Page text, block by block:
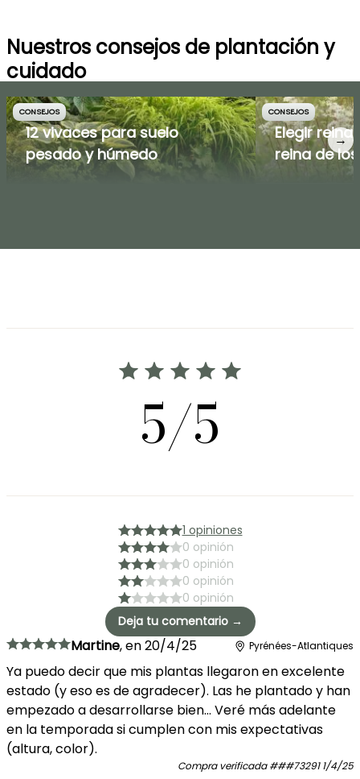
Nuestros consejos de plantación y
cuidado
CONSEJOS
12 vivaces para suelo
pesado y húmedo
CONSEJOS
Elegir
reina de
→
5/5
1 opiniones
0 opinión
0 opinión
0 opinión
0 opinión
Deja tu comentario →
Martine,en20/4/25 Pyrénées-Atlantiques
Ya puedo decir que mis plantas llegaron en excelente
estado (y eso es de agradecer). Las he plantado y han
empezado a desarrollarse bien... Veré más adelante
en la temporada si cumplen con mis expectativas
(altura, color).
Compra verificada###73291 1/4/25